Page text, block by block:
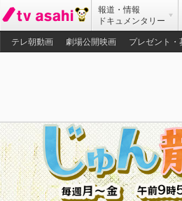
報道・情報
ドキュメンタリー
テレ朝動画
劇場公開映画 プレゼント・